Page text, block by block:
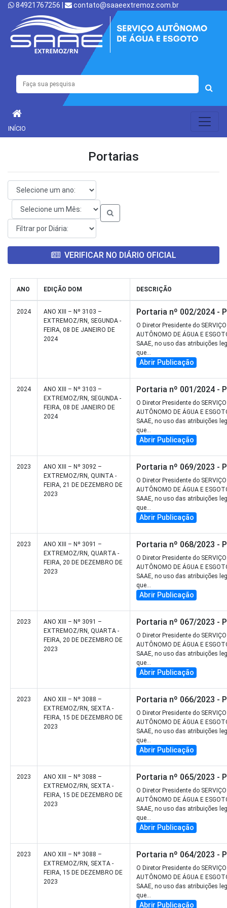
84921767256 | contato@saaeextremoz.com.br
INÍCIO
Portarias
VERIFICAR NO DIÁRIO OFICIAL
ANO EDIÇÃO DOM DESCRIÇÃO
2024
ANO XIII – Nº 3103 –
EXTREMOZ/RN, SEGUNDA -
FEIRA, 08 DE JANEIRO DE
2024
Portaria nº 002/2024 -
O Diretor Presidente do SERVIÇO
AUTÔNOMO DE ÁGUA E
SAAE, no uso das atribuições
que...
Abrir Publicação
2024
ANO XIII – Nº 3103 –
EXTREMOZ/RN, SEGUNDA -
FEIRA, 08 DE JANEIRO DE
2024
Portaria nº 001/2024 -
O Diretor Presidente do SERVIÇO
AUTÔNOMO DE ÁGUA E
SAAE, no uso das atribuições
que...
Abrir Publicação
2023
ANO XIII – Nº 3092 –
EXTREMOZ/RN, QUINTA -
FEIRA, 21 DE DEZEMBRO DE
2023
Portaria nº 069/2023 -
O Diretor Presidente do SERVIÇO
AUTÔNOMO DE ÁGUA E
SAAE, no uso das atribuições
que...
Abrir Publicação
2023
ANO XIII – Nº 3091 –
EXTREMOZ/RN, QUARTA -
FEIRA, 20 DE DEZEMBRO DE
2023
Portaria nº 068/2023 -
O Diretor Presidente do SERVIÇO
AUTÔNOMO DE ÁGUA E
SAAE, no uso das atribuições
que...
Abrir Publicação
2023
ANO XIII – Nº 3091 –
EXTREMOZ/RN, QUARTA -
FEIRA, 20 DE DEZEMBRO DE
2023
Portaria nº 067/2023 -
O Diretor Presidente do SERVIÇO
AUTÔNOMO DE ÁGUA E
SAAE, no uso das atribuições
que...
Abrir Publicação
2023
ANO XIII – Nº 3088 –
EXTREMOZ/RN, SEXTA -
FEIRA, 15 DE DEZEMBRO DE
2023
Portaria nº 066/2023 -
O Diretor Presidente do SERVIÇO
AUTÔNOMO DE ÁGUA E
SAAE, no uso das atribuições
que...
Abrir Publicação
2023
ANO XIII – Nº 3088 –
EXTREMOZ/RN, SEXTA -
FEIRA, 15 DE DEZEMBRO DE
2023
Portaria nº 065/2023 -
O Diretor Presidente do SERVIÇO
AUTÔNOMO DE ÁGUA E
SAAE, no uso das atribuições
que...
Abrir Publicação
2023
ANO XIII – Nº 3088 –
EXTREMOZ/RN, SEXTA -
FEIRA, 15 DE DEZEMBRO DE
2023
Portaria nº 064/2023 -
O Diretor Presidente do SERVIÇO
AUTÔNOMO DE ÁGUA E
SAAE, no uso das atribuições
que...
Abrir Publicação